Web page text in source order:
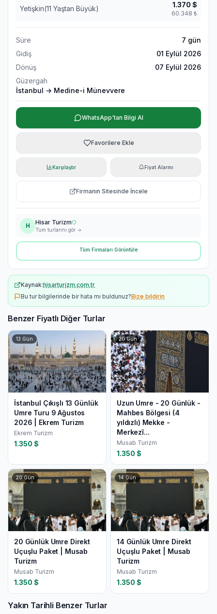
Yetişkin(11 Yaştan Büyük) 1.370 $
60.348 ₺
Süre 7 gün
Gidiş
01 Eylül 2026
Dönüş
07 Eylül 2026
Güzergah
İstanbul → Medine-i Münevvere
WhatsApp'tan Bilgi Al
Favorilere Ekle
Karşılaştır Fiyat Alarmı
Firmanın Sitesinde İncele
H Hisar Turizm
Tüm turlarını gör
Tüm Firmaları Görüntüle
Kaynak:hisarturizm.com.tr
Bu tur bilgilerinde bir hata mı buldunuz?Bize bildirin
Benzer Fiyatlı Diğer Turlar
13 Gün
İstanbul Çıkışlı 13 Günlük
Umre Turu 9 Ağustos
2026 | Ekrem Turizm
Ekrem Turizm
1.350 $
20Gün
Uzun Umre - 20 Günlük -
Mahbes Bölgesi (4
yıldızlı) Mekke -
Merkezî...
Musab Turizm
1.350 $
20Gün
20 Günlük Umre Direkt
Uçuşlu Paket | Musab
Turizm
Musab Turizm
1.350 $
14Gün
14 Günlük Umre Direkt
Uçuşlu Paket | Musab
Turizm
Musab Turizm
1.350 $
Yakın Tarihli Benzer Turlar